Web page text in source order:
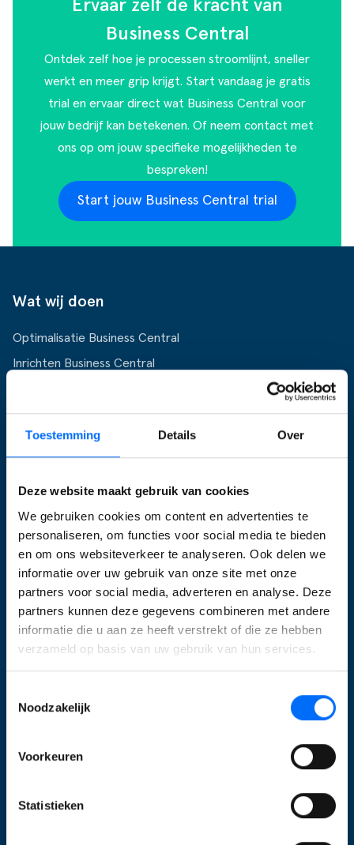
Toestemming Details Over
Deze website maakt gebruik van cookies
We gebruiken cookies om content en advertenties te
personaliseren, om functies voor social media te bieden
en om ons websiteverkeer te analyseren. Ook delen we
informatie over uw gebruik van onze site met onze
partners voor social media, adverteren en analyse. Deze
partners kunnen deze gegevens combineren met andere
informatie die u aan ze heeft verstrekt of die ze hebben
verzameld op basis van uw gebruik van hun services.
Noodzakelijk
Voorkeuren
Statistieken
Workflow
Documenten aanpassen
Downloads
Business Central Trainingen
aanpak
partners
doelen
Ervaar zelf de kracht van
Business Central
Ontdek zelf hoe je processen stroomlijnt, sneller
werkt en meer grip krijgt. Start vandaag je gratis
trial en ervaar direct wat Business Central voor
jouw bedrijf kan betekenen. Of neem contact met
ons op om jouw specifieke mogelijkheden te
bespreken!
Start jouw Business Central trial
Wat wij doen
Optimalisatie Business Central
Inrichten Business Central
E-commerce
Supply Chain
Business Central
Microsoft Dynamics 365
Microsoft Dynamics 365 Business Central
Van Dynamics NAV naar Business Central
Business Central Apps
Oplossingen
Factuurverwerking
Workflow
Voorraad management & optimalisatie